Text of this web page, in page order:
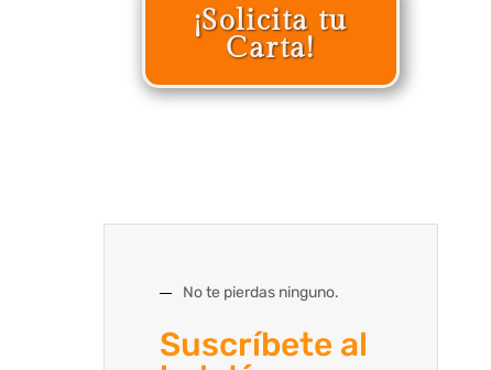
¡Solicita tu
Carta!
No te pierdas ninguno.
Suscríbete al